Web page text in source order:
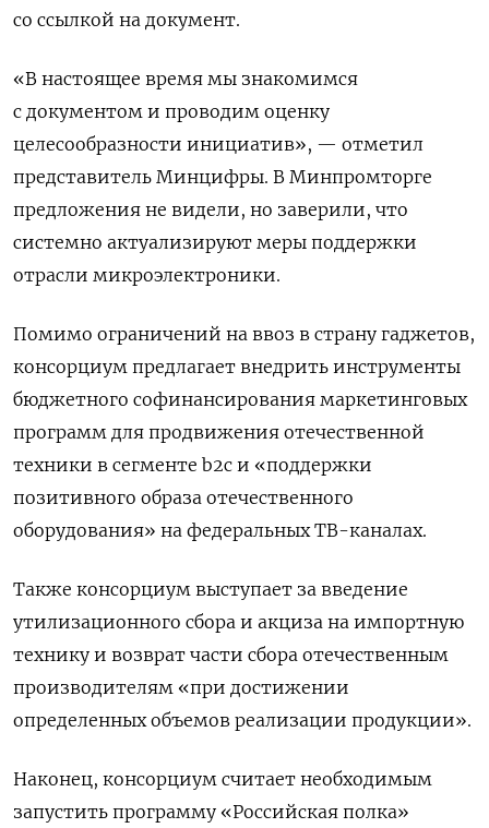
со ссылкой на документ.
«В настоящее время мы знакомимся
с документом и проводим оценку
целесообразности инициатив», — отметил
представитель Минцифры. В Минпромторге
предложения не видели, но заверили, что
системно актуализируют меры поддержки
отрасли микроэлектроники.
Помимо ограничений на ввоз в страну гаджетов,
консорциум предлагает внедрить инструменты
бюджетного софинансирования маркетинговых
программ для продвижения отечественной
техники в сегменте b2c и «поддержки
позитивного образа отечественного
оборудования» на федеральных ТВ-каналах.
Также консорциум выступает за введение
утилизационного сбора и акциза на импортную
технику и возврат части сбора отечественным
производителям «при достижении
определенных объемов реализации продукции».
Наконец, консорциум считает необходимым
запустить программу «Российская полка»